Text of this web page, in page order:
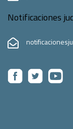
Notificaciones